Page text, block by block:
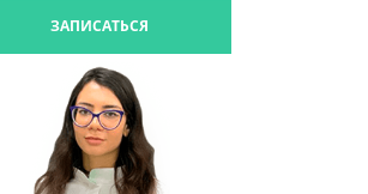
ЗАПИСАТЬСЯ